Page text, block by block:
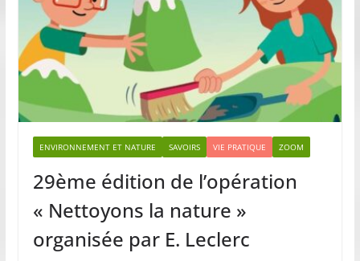
ENVIRONNEMENT ET NATURE SAVOIRS VIE PRATIQUE ZOOM
29ème édition de l’opération
« Nettoyons la nature »
organisée par E. Leclerc